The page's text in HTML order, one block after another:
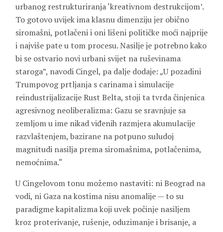
urbanog restrukturiranja ‘kreativnom destrukcijom’.
To gotovo uvijek ima klasnu dimenziju jer obično
siromašni, potlačeni i oni lišeni političke moći najprije
i najviše pate u tom procesu. Nasilje je potrebno kako
bi se ostvario novi urbani svijet na ruševinama
staroga”, navodi Cingel, pa dalje dodaje: „U pozadini
Trumpovog prtljanja s carinama i simulacije
reindustrijalizacije Rust Belta, stoji ta tvrda činjenica
agresivnog neoliberalizma: Gazu se sravnjuje sa
zemljom u ime nikad viđenih razmjera akumulacije
razvlaštenjem, bazirane na potpuno suludoj
magnitudi nasilja prema siromašnima, potlačenima,
nemoćnima.“
U Cingelovom tonu možemo nastaviti: ni Beograd na
vodi, ni Gaza na kostima nisu anomalije — to su
paradigme kapitalizma koji uvek počinje nasiljem
kroz proterivanje, rušenje, oduzimanje i brisanje, a